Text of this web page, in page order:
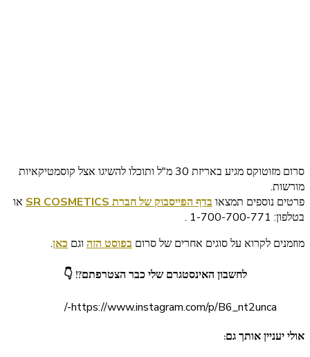
סרום מזוטוקס מגיע באריזת 30 מ"ל ותוכלו להשיגו אצל קוסמטיקאיות
מורשות.
פרטים נוספים תמצאו בדף הפייסבוק של חברת SR COSMETICS
או
בטלפון: 1-700-700-771 .
מוזמנים לקרוא על סוגים אחרים של סרום בפוסט הזה וגם כאן.
לחשבון האינסטגרם שלי כבר הצטרפתם?! 👇
https://www.instagram.com/p/B6_nt2unca-/
אולי יעניין אותך גם: